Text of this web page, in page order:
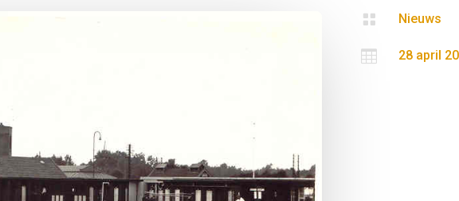
 Nieuws
 28 april